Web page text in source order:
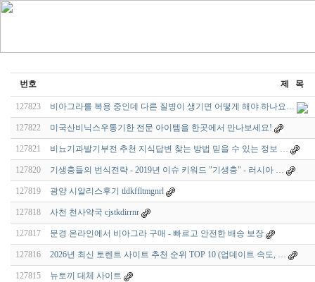
번호 제 목
127823 비아그라를 복용 중인데 다른 질병이 생기면 어떻게 해야 하나요…
127822 미국산비닉스우통기한 전문 아이템을 한곳에서 만나보세요!
127821 비뇨기과발기부전 추천 지식답변 찾는 방법 믿을 수 있는 정보 …
127820 기생충들의 번식전략 - 2019년 이슈 키워드 "기생충" - 러시아 …
127819 광양 시알리스후기 tldkffltmgnrl
127818 사천 천사약국 cjstkdirrnr
127817 문경 온라인에서 비아그라 구매 - 빠르고 안전한 배송 보장
127816 2026년 최신 토렌트 사이트 추천 순위 TOP 10 (업데이트 속도, …
127815 뉴토끼 대체 사이트